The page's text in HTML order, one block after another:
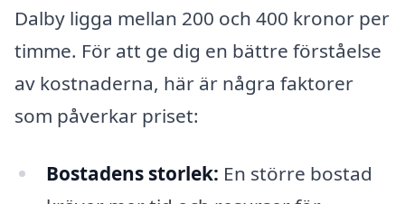
Dalby ligga mellan 200 och 400 kronor per
timme. För att ge dig en bättre förståelse
av kostnaderna, här är några faktorer
som påverkar priset:
Bostadens storlek: En större bostad